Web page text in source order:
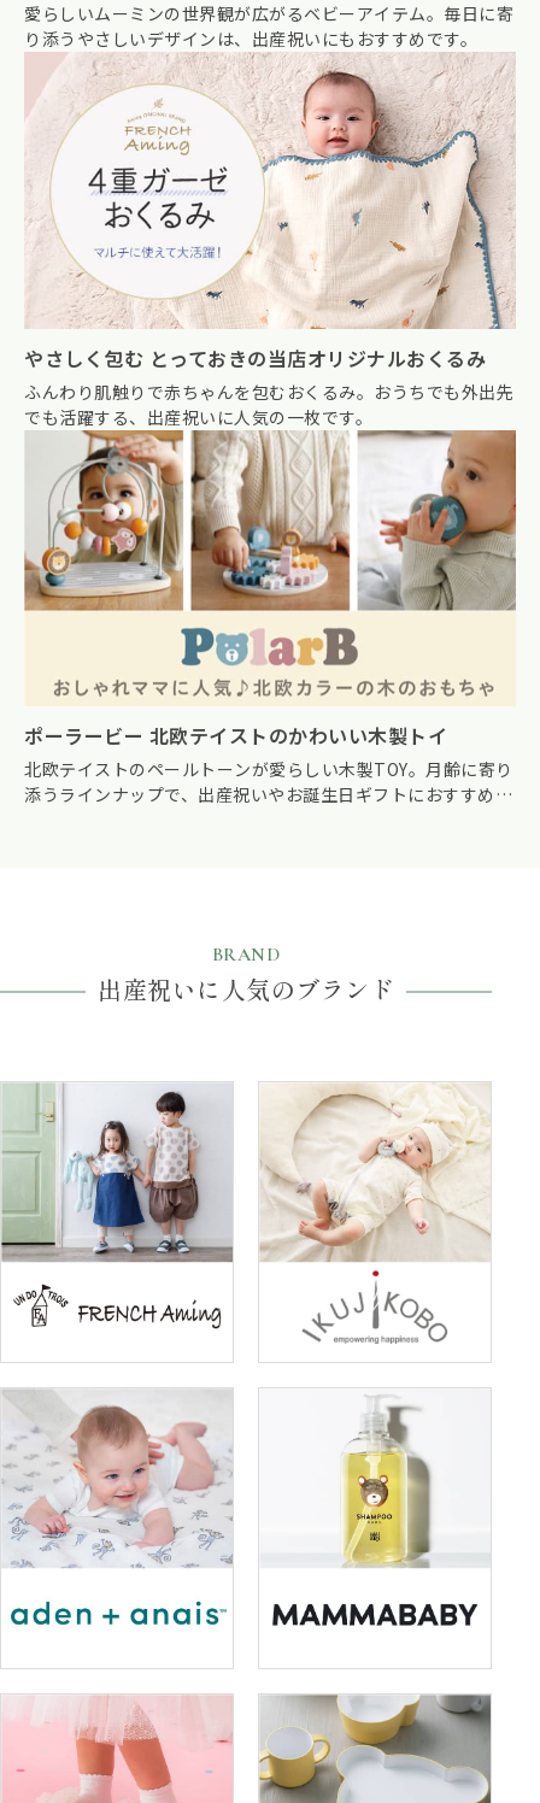
愛らしいムーミンの世界観が広がるベビーアイテム。毎日に寄
り添うやさしいデザインは、出産祝いにもおすすめです。
やさしく包む とっておきの当店オリジナルおくるみ
ふんわり肌触りで赤ちゃんを包むおくるみ。おうちでも外出先
でも活躍する、出産祝いに人気の一枚です。
ポーラービー 北欧テイストのかわいい木製トイ
北欧テイストのペールトーンが愛らしい木製TOY。月齢に寄り
添うラインナップで、出産祝いやお誕生日ギフトにおすすめで
BRAND
出産祝いに人気のブランド